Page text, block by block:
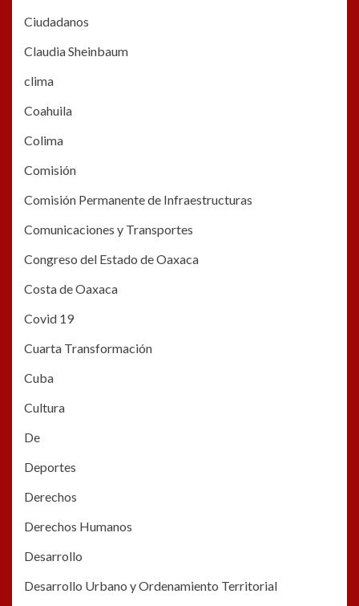
Ciudadanos
Claudia Sheinbaum
clima
Coahuila
Colima
Comisión
Comisión Permanente de Infraestructuras
Comunicaciones y Transportes
Congreso del Estado de Oaxaca
Costa de Oaxaca
Covid 19
Cuarta Transformación
Cuba
Cultura
De
Deportes
Derechos
Derechos Humanos
Desarrollo
Desarrollo Urbano y Ordenamiento Territorial